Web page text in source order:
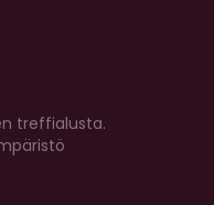
treffialusta.